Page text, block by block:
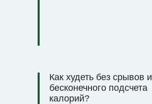
Как худеть без срывов и
бесконечного подсчета
калорий?